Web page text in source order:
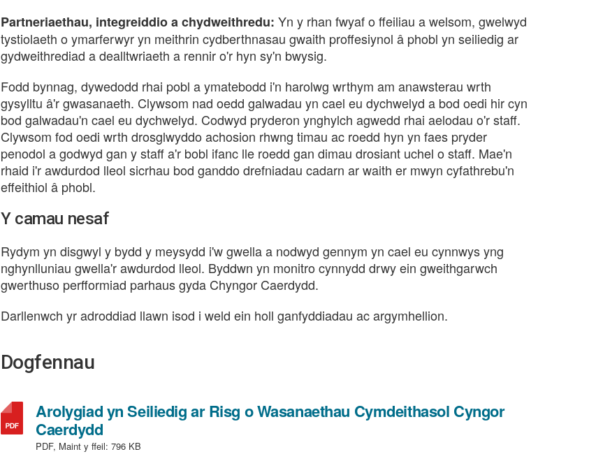
Partneriaethau, integreiddio a chydweithredu: Yn y rhan fwyaf o ffeiliau a welsom, gwelwyd
tystiolaeth o ymarferwyr yn meithrin cydberthnasau gwaith proffesiynol â phobl yn seiliedig ar
gydweithrediad a dealltwriaeth a rennir o'r hyn sy'n bwysig.
Fodd bynnag, dywedodd rhai pobl a ymatebodd i'n harolwg wrthym am anawsterau wrth
gysylltu â'r gwasanaeth. Clywsom nad oedd galwadau yn cael eu dychwelyd a bod oedi hir cyn
bod galwadau'n cael eu dychwelyd. Codwyd pryderon ynghylch agwedd rhai aelodau o'r staff.
Clywsom fod oedi wrth drosglwyddo achosion rhwng timau ac roedd hyn yn faes pryder
penodol a godwyd gan y staff a'r bobl ifanc lle roedd gan dimau drosiant uchel o staff. Mae'n
rhaid i'r awdurdod lleol sicrhau bod ganddo drefniadau cadarn ar waith er mwyn cyfathrebu'n
effeithiol â phobl.
Y camau nesaf
Rydym yn disgwyl y bydd y meysydd i'w gwella a nodwyd gennym yn cael eu cynnwys yng
nghynlluniau gwella'r awdurdod lleol. Byddwn yn monitro cynnydd drwy ein gweithgarwch
gwerthuso perfformiad parhaus gyda Chyngor Caerdydd.
Darllenwch yr adroddiad llawn isod i weld ein holl ganfyddiadau ac argymhellion.
Dogfennau
Arolygiad yn Seiliedig ar Risg o Wasanaethau Cymdeithasol Cyngor
Caerdydd,
math
PDF, Maint y ffeil: 796 KB